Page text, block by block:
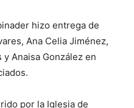
hizo entrega de
Ana Celia Jiménez,
y Anaisa González en
por la Iglesia de